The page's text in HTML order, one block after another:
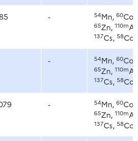
- 54Mn, 60Co,
65Zn, 110m
137Cs, 58Co
- 54Mn, 60Co,
65Zn, 110m
137Cs, 58Co
- 54Mn, 60Co,
65Zn, 110m
137Cs, 58Co